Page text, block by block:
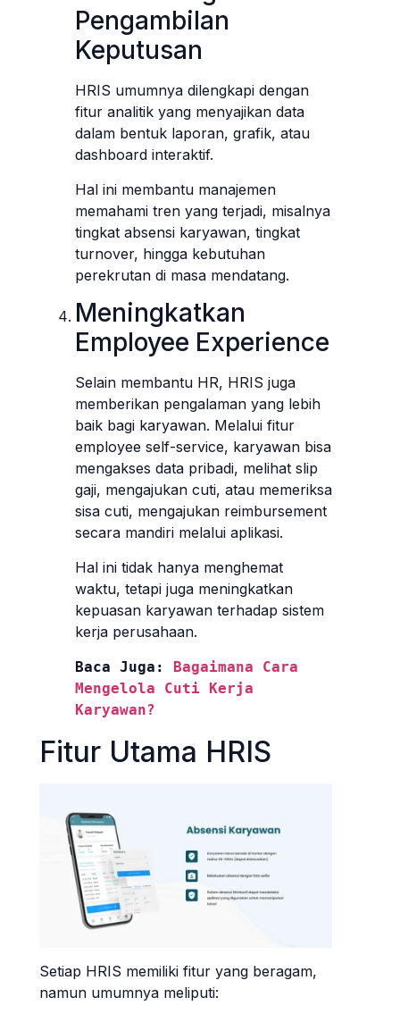
Pengambilan
Keputusan
HRIS umumnya dilengkapi dengan
fitur analitik yang menyajikan data
dalam bentuk laporan, grafik, atau
dashboard interaktif.
Hal ini membantu manajemen
memahami tren yang terjadi, misalnya
tingkat absensi karyawan, tingkat
turnover, hingga kebutuhan
perekrutan di masa mendatang.
Meningkatkan
Employee Experience
Selain membantu HR, HRIS juga
memberikan pengalaman yang lebih
baik bagi karyawan. Melalui fitur
employee self-service, karyawan bisa
mengakses data pribadi, melihat slip
gaji, mengajukan cuti, atau memeriksa
sisa cuti, mengajukan reimbursement
secara mandiri melalui aplikasi.
Hal ini tidak hanya menghemat
waktu, tetapi juga meningkatkan
kepuasan karyawan terhadap sistem
kerja perusahaan.
Baca Juga: Bagaimana Cara
Mengelola Cuti Kerja
Karyawan?
Fitur Utama HRIS
Setiap HRIS memiliki fitur yang beragam,
namun umumnya meliputi: